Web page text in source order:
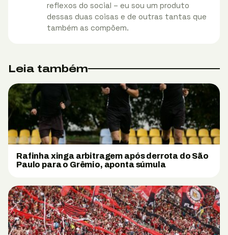
reflexos do social – eu sou um produto
dessas duas coisas e de outras tantas que
também as compõem.
Leia também
Rafinha xinga arbitragem após derrota do São
Paulo para o Grêmio, aponta súmula